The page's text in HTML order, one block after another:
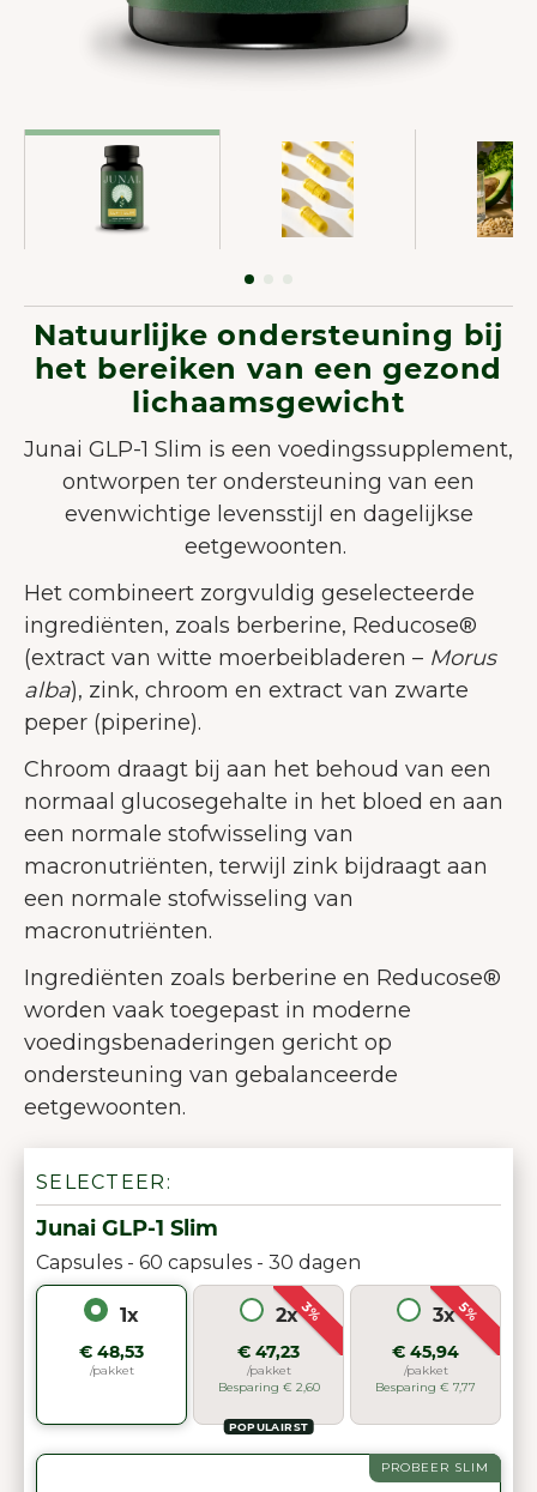
Natuurlijke ondersteuning bij
het bereiken van een gezond
lichaamsgewicht
Junai GLP-1 Slim is een voedingssupplement,
ontworpen ter ondersteuning van een
evenwichtige levensstijl en dagelijkse
eetgewoonten.
Het combineert zorgvuldig geselecteerde
ingrediënten, zoals berberine, Reducose®
(extract van witte moerbeibladeren – Morus
alba), zink, chroom en extract van zwarte
peper (piperine).
Chroom draagt bij aan het behoud van een
normaal glucosegehalte in het bloed en aan
een normale stofwisseling van
macronutriënten, terwijl zink bijdraagt aan
een normale stofwisseling van
macronutriënten.
Ingrediënten zoals berberine en Reducose®
worden vaak toegepast in moderne
voedingsbenaderingen gericht op
ondersteuning van gebalanceerde
eetgewoonten.
SELECTEER:
Junai GLP-1 Slim
Capsules - 60 capsules - 30 dagen
1x
€ 48,53
/pakket
3%
2x
€ 47,23
/pakket
Besparing € 2,60
POPULAIRST
5%
3x
€ 45,94
/pakket
Besparing € 7,77
PROBEER SLIM